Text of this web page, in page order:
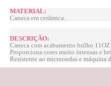
MATERIAL:
Caneca em cerâmica.
DESCRIÇÃO:
Caneca com acabamento brilho
Proporciona cores muito intensas e
Resistente ao microondas e máquina